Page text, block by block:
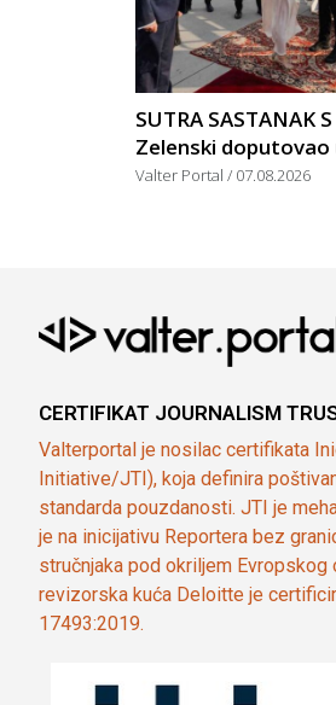
SUTRA SASTANAK
Zelenski doputovao
Valter Portal 07.08.2026
CERTIFIKAT JOURNALISM
Valterportal je nosilac certifikata
Initiative/JTI), koja definira
standarda pouzdanosti. JTI je
je na inicijativu Reportera bez
stručnjaka pod okriljem
revizorska kuća Deloitte je
17493:2019.